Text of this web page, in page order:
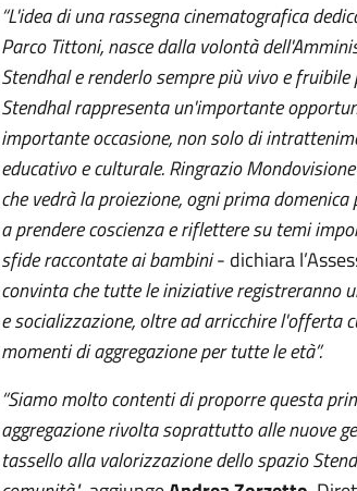
“L'idea di una rassegna cinematografica
Parco Tittoni, nasce dalla volontà
Stendhal e renderlo sempre più vivo e
Stendhal rappresenta un'importante
importante occasione, non solo di
educativo e culturale. Ringrazio
che vedrà la proiezione, ogni prima domenica
a prendere coscienza e riflettere su temi
sfide raccontate ai bambini- dichiara
convinta che tutte le iniziative registreranno
e socializzazione, oltre ad arricchire l'offerta
momenti di aggregazione per tutte le età”.
“Siamo molto contenti di proporre questa
aggregazione rivolta soprattutto alle nuove
tassello alla valorizzazione dello spazio